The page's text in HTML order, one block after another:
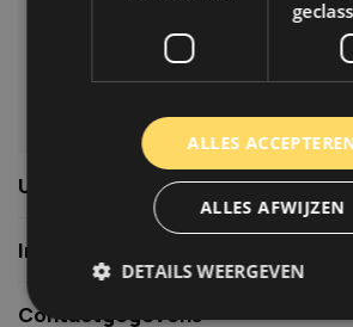
06-39119169
info@autoklusser.nl
Usefull links
Informatie
Contactgegevens
ALLES
ALLES AFWIJZEN
DETAILS WEERGEVEN